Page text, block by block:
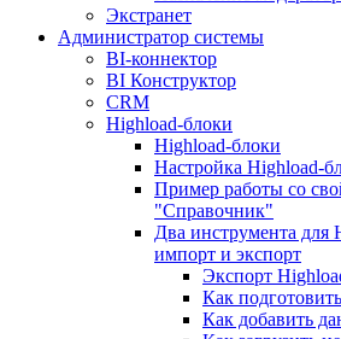
Экстранет
Администратор системы
BI-коннектор
BI Конструктор
CRM
Highload-блоки
Highload-блоки
Настройка Highload-
Пример работы со
"Справочник"
Два инструмента для
импорт и экспорт
Экспорт
Как
Как добавить